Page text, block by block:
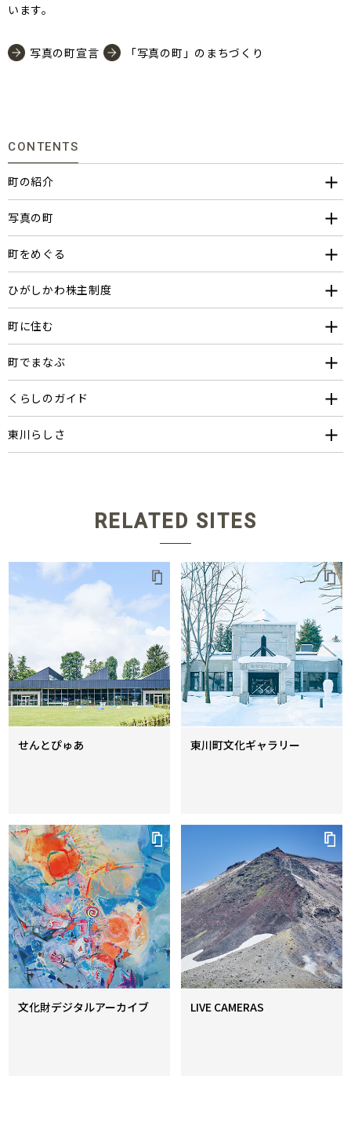
います。
写真の町宣言 「写真の町」のまちづくり
CONTENTS
町の紹介
写真の町
町をめぐる
ひがしかわ株主制度
町に住む
町でまなぶ
くらしのガイド
東川らしさ
RELATED SITES
せんとぴゅあ 東川町文化ギャラリー
文化財デジタルアーカイブ LIVE CAMERAS